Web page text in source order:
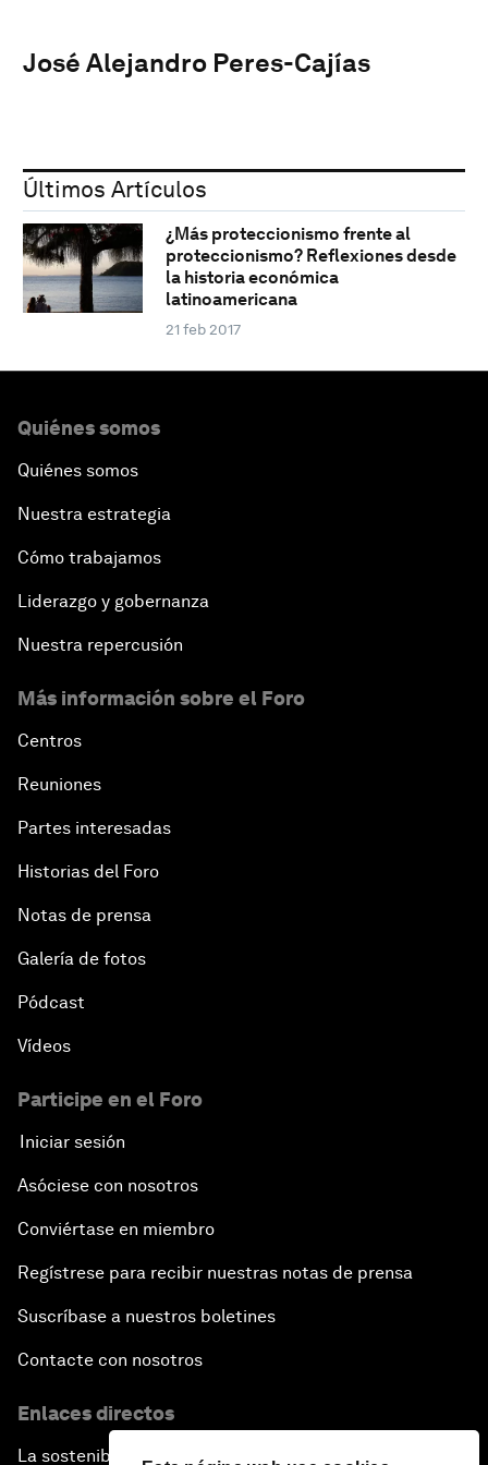
José Alejandro Peres-Cajías
Últimos Artículos
¿Más proteccionismo frente al
proteccionismo? Reflexiones desde
la historia económica
latinoamericana
21 feb 2017
Quiénes somos
Quiénes somos
Nuestra estrategia
Cómo trabajamos
Liderazgo y gobernanza
Nuestra repercusión
Más información sobre el Foro
Centros
Reuniones
Partes interesadas
Historias del Foro
Notas de prensa
Galería de fotos
Pódcast
Vídeos
Participe en el Foro
Iniciar sesión
Asóciese con nosotros
Conviértase en miembro
Regístrese para recibir nuestras notas de prensa
Suscríbase a nuestros boletines
Contacte con nosotros
Enlaces directos
La sostenibilidad en el Foro